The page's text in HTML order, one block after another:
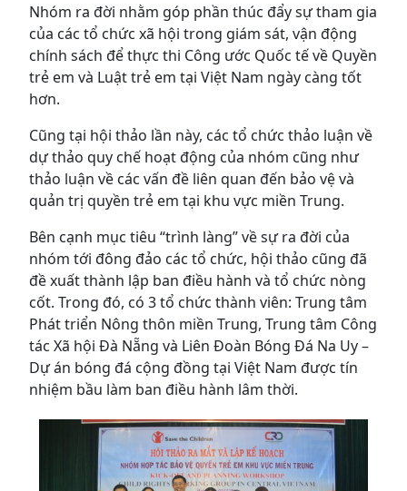
Nhóm ra đời nhằm góp phần thúc đẩy sự tham gia
của các tổ chức xã hội trong giám sát, vận động
chính sách để thực thi Công ước Quốc tế về Quyền
trẻ em và Luật trẻ em tại Việt Nam ngày càng tốt
hơn.
Cũng tại hội thảo lần này, các tổ chức thảo luận về
dự thảo quy chế hoạt động của nhóm cũng như
thảo luận về các vấn đề liên quan đến bảo vệ và
quản trị quyền trẻ em tại khu vực miền Trung.
Bên cạnh mục tiêu “trình làng” về sự ra đời của
nhóm tới đông đảo các tổ chức, hội thảo cũng đã
đề xuất thành lập ban điều hành và tổ chức nòng
cốt. Trong đó, có 3 tổ chức thành viên: Trung tâm
Phát triển Nông thôn miền Trung, Trung tâm Công
tác Xã hội Đà Nẵng và Liên Đoàn Bóng Đá Na Uy –
Dự án bóng đá cộng đồng tại Việt Nam được tín
nhiệm bầu làm ban điều hành lâm thời.